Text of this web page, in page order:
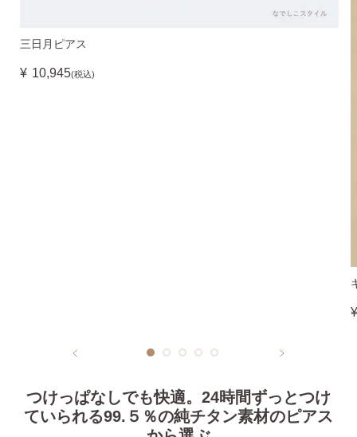
三日月ピアス
¥ 10,945(税込)
¥
つけっぱなしでも快適。24時間ずっとつけ
ていられる99.５％の純チタン素材のピアス